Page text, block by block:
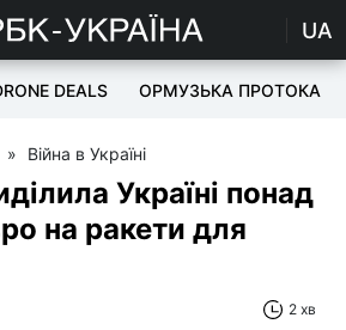
UA
DEALS ОРМУЗЬКА ПРОТОКА
» Війна в Україні
Україні понад
на ракети для
2 хв